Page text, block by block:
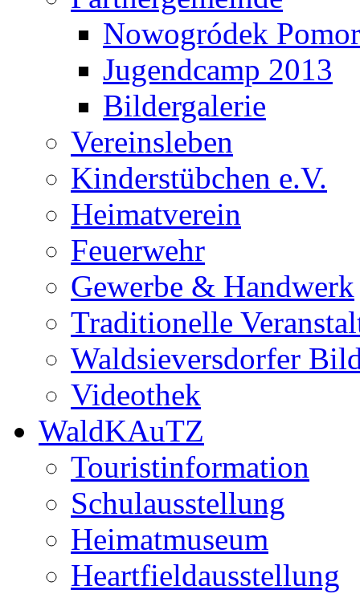
Nowogródek
Jugendcamp 2013
Bildergalerie
Vereinsleben
Kinderstübchen e.V.
Heimatverein
Feuerwehr
Gewerbe & Handwerk
Traditionelle
Waldsieversdorfer
Videothek
WaldKAuTZ
Touristinformation
Schulausstellung
Heimatmuseum
Heartfieldausstellung